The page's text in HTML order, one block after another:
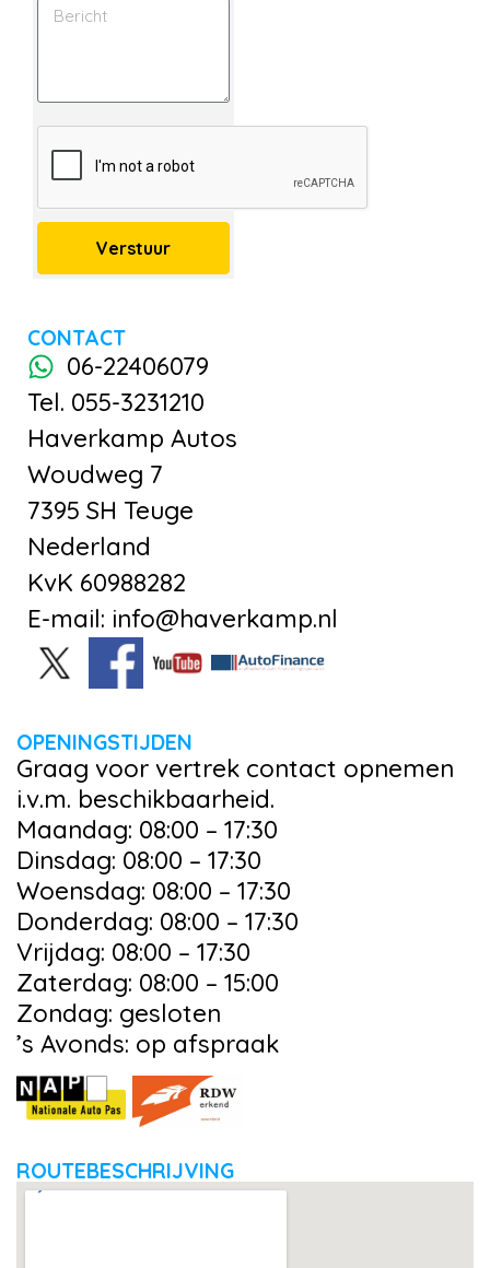
Verstuur
CONTACT
06-22406079
Tel. 055-3231210
Haverkamp Autos
Woudweg 7
7395 SH Teuge
Nederland
KvK 60988282
E-mail: info@haverkamp.nl
OPENINGSTIJDEN
Graag voor vertrek contact opnemen
i.v.m. beschikbaarheid.
Maandag: 08:00 – 17:30
Dinsdag: 08:00 – 17:30
Woensdag: 08:00 – 17:30
Donderdag: 08:00 – 17:30
Vrijdag: 08:00 – 17:30
Zaterdag: 08:00 – 15:00
Zondag: gesloten
’s Avonds: op afspraak
ROUTEBESCHRIJVING